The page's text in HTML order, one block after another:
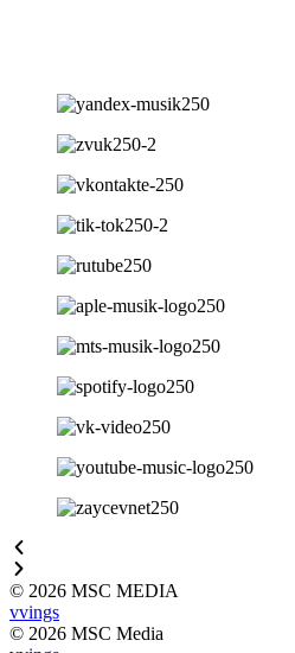
© 2026 MSC MEDIA
vvings
© 2026 MSC Media